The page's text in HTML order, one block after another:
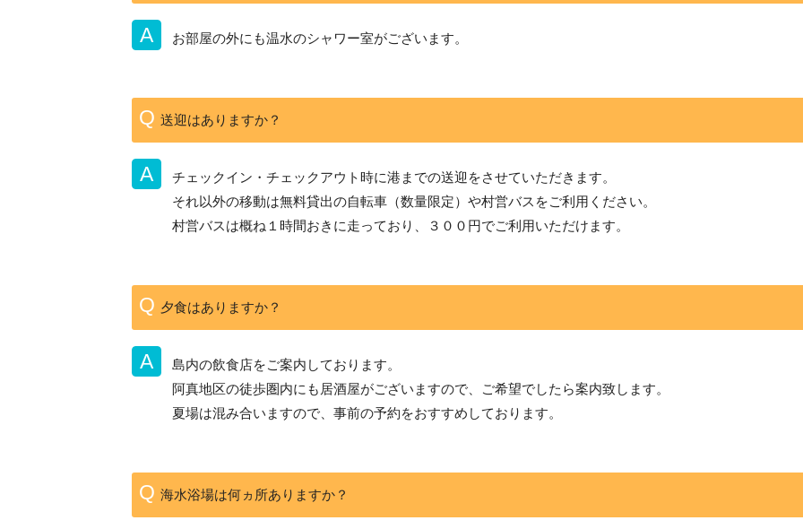
お部屋の外にも温水のシャワー室がございます。
送迎はありますか？
チェックイン・チェックアウト時に港までの送迎をさせていただきます。
それ以外の移動は無料貸出の自転車（数量限定）や村営バスをご利用ください。
村営バスは概ね１時間おきに走っており、３００円でご利用いただけます。
夕食はありますか？
島内の飲食店をご案内しております。
阿真地区の徒歩圏内にも居酒屋がございますので、ご希望でしたら案内致します。
夏場は混み合いますので、事前の予約をおすすめしております。
海水浴場は何ヵ所ありますか？